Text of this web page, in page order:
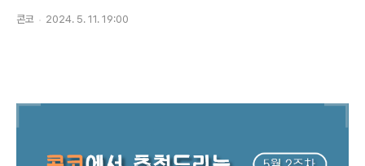
콘코 2024. 5. 11. 19:00